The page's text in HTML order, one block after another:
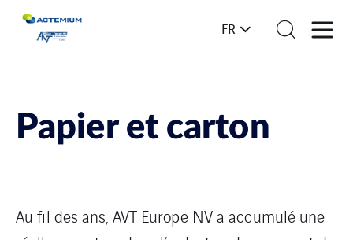
FR
Papier et carton
Au fil des ans, AVT Europe NV a accumulé une